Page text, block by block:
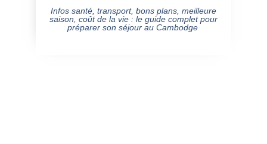
Infos santé, transport, bons plans, meilleure
saison, coût de la vie : le guide complet pour
préparer son séjour au Cambodge